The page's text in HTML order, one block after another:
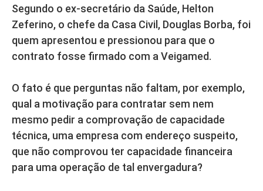
Segundo o ex-secretário da Saúde, Helton
Zeferino, o chefe da Casa Civil, Douglas Borba, foi
quem apresentou e pressionou para que o
contrato fosse firmado com a Veigamed.
O fato é que perguntas não faltam, por exemplo,
qual a motivação para contratar sem nem
mesmo pedir a comprovação de capacidade
técnica, uma empresa com endereço suspeito,
que não comprovou ter capacidade financeira
para uma operação de tal envergadura?